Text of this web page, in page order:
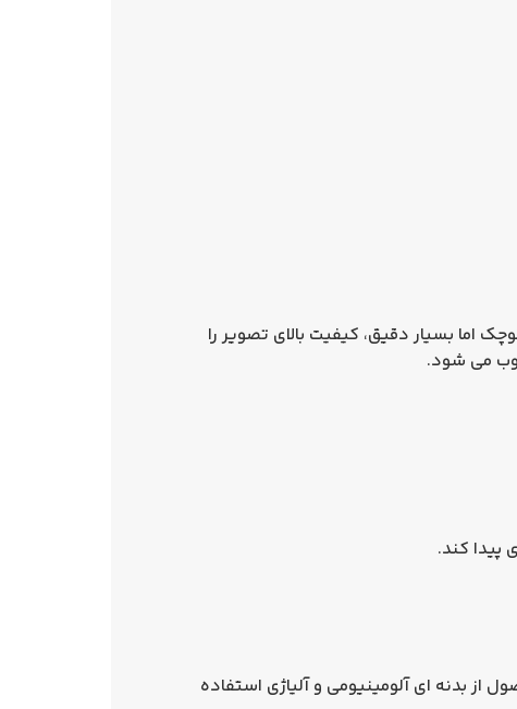
اما بسیار دقیق، کیفیت بالای تصویر را
می‌ شود.
پیدا کند.
ازبدنه‌ ای آلومینیومی و آلیاژی استفاده